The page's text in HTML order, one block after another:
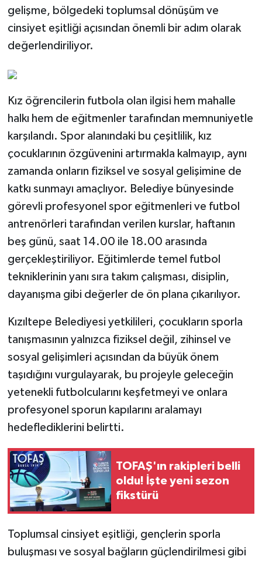
gelişme, bölgedeki toplumsal dönüşüm ve
cinsiyet eşitliği açısından önemli bir adım olarak
değerlendiriliyor.
Kız öğrencilerin futbola olan ilgisi hem mahalle
halkı hem de eğitmenler tarafından memnuniyetle
karşılandı. Spor alanındaki bu çeşitlilik, kız
çocuklarının özgüvenini artırmakla kalmayıp, aynı
zamanda onların fiziksel ve sosyal gelişimine de
katkı sunmayı amaçlıyor. Belediye bünyesinde
görevli profesyonel spor eğitmenleri ve futbol
antrenörleri tarafından verilen kurslar, haftanın
beş günü, saat 14.00 ile 18.00 arasında
gerçekleştiriliyor. Eğitimlerde temel futbol
tekniklerinin yanı sıra takım çalışması, disiplin,
dayanışma gibi değerler de ön plana çıkarılıyor.
Kızıltepe Belediyesi yetkilileri, çocukların sporla
tanışmasının yalnızca fiziksel değil, zihinsel ve
sosyal gelişimleri açısından da büyük önem
taşıdığını vurgulayarak, bu projeyle geleceğin
yetenekli futbolcularını keşfetmeyi ve onlara
profesyonel sporun kapılarını aralamayı
hedeflediklerini belirtti.
TOFAŞ'ın rakipleri belli
oldu! İşte yeni sezon
fikstürü
Toplumsal cinsiyet eşitliği, gençlerin sporla
buluşması ve sosyal bağların güçlendirilmesi gibi